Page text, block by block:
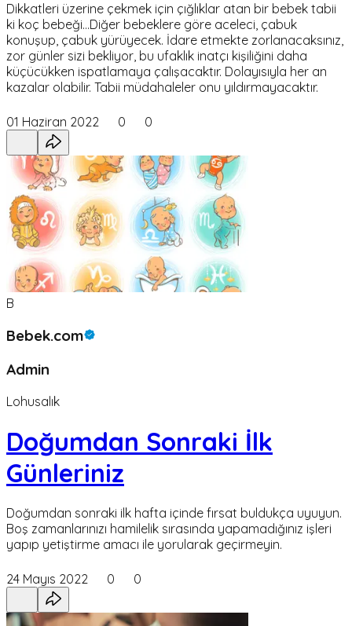
Dikkatleri üzerine çekmek için çığlıklar atan bir bebek tabii
ki koç bebeği…Diğer bebeklere göre aceleci, çabuk
konuşup, çabuk yürüyecek. İdare etmekte zorlanacaksınız,
zor günler sizi bekliyor, bu ufaklık inatçı kişiliğini daha
küçücükken ispatlamaya çalışacaktır. Dolayısıyla her an
kazalar olabilir. Tabii müdahaleler onu yıldırmayacaktır.
01 Haziran 2022 0 0
B
Bebek.com
Admin
Lohusalık
Doğumdan Sonraki İlk
Günleriniz
Doğumdan sonraki ilk hafta içinde fırsat buldukça uyuyun.
Boş zamanlarınızı hamilelik sırasında yapamadığınız işleri
yapıp yetiştirme amacı ile yorularak geçirmeyin.
24 Mayıs 2022 0 0